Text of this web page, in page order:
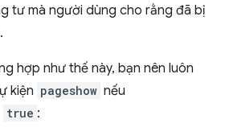
tư mà người dùng cho rằng đã bị
hợp như thế này, bạn nên luôn
kiện pageshow nếu
true :